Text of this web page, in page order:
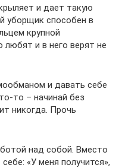
и дает такую
уборщик способен в
крупной
любят и в него верят не
и давать себе
то – начинай без
никогда. Прочь
над собой. Вместо
«У меня получится»,